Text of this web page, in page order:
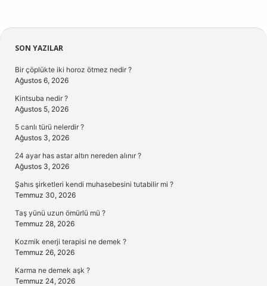
Sidebar
SON YAZILAR
Bir çöplükte iki horoz ötmez nedir ?
Ağustos 6, 2026
Kintsuba nedir ?
Ağustos 5, 2026
5 canlı türü nelerdir ?
Ağustos 3, 2026
24 ayar has astar altın nereden alınır ?
Ağustos 3, 2026
Şahıs şirketleri kendi muhasebesini tutabilir mi ?
Temmuz 30, 2026
Taş yünü uzun ömürlü mü ?
Temmuz 28, 2026
Kozmik enerji terapisi ne demek ?
Temmuz 26, 2026
Karma ne demek aşk ?
Temmuz 24, 2026